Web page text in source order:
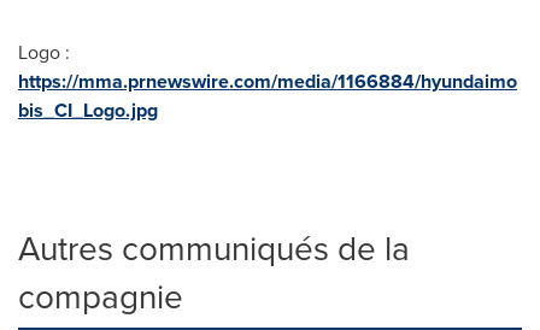
Logo :
https://mma.prnewswire.com/media/1166884/hyundaimo
bis_CI_Logo.jpg
Autres communiqués de la
compagnie